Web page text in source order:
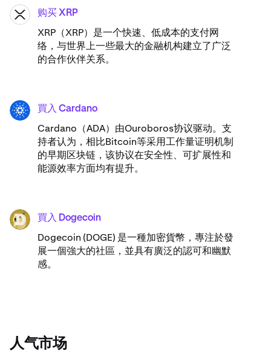
XRP 购买 XRP
XRP（XRP）是一个快速、低成本的支付网
络，与世界上一些最大的金融机构建立了广泛
的合作伙伴关系。
ADA 買入 Cardano
Cardano（ADA）​由Ouroboros协议驱动。支
持者认为，相比Bitcoin等采用工作量证明机制
的早期区块链，该协议在安全性、可扩展性和
能源效率方面均有提升。
DOGE 買入 Dogecoin
Dogecoin (DOGE) 是一種加密貨幣，專注於發
展一個強大的社區，並具有廣泛的認可和幽默
感。
人气市场